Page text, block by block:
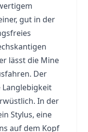
gut in der
lässt die Mine
Der
In der
Stylus, eine
auf dem Kopf